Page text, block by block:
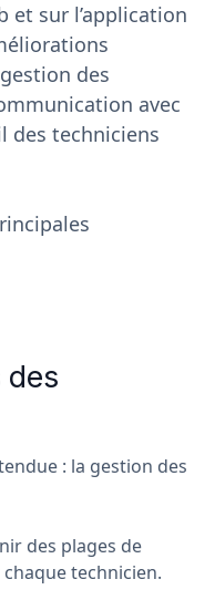
et sur l’application
des
avec
des techniciens
des
: la gestion des
des plages de
technicien.